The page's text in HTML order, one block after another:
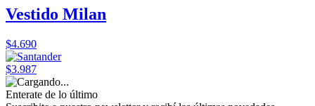
Vestido Milan
$4.690
$3.987
Enterate de lo último